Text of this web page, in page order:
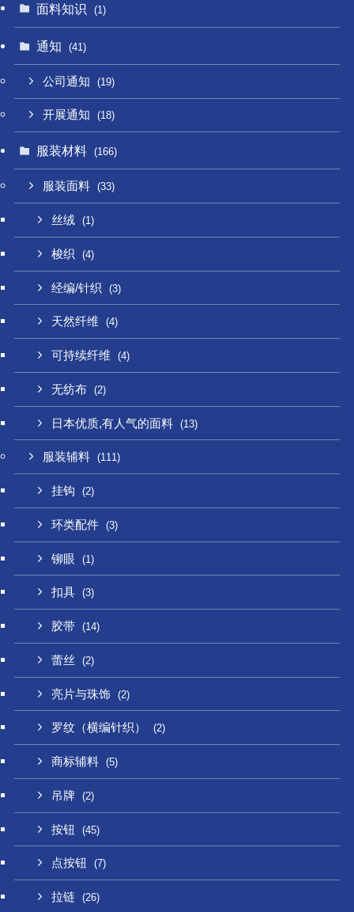
面料知识 (1)
通知 (41)
公司通知 (19)
开展通知 (18)
服装材料 (166)
服装面料 (33)
丝绒 (1)
梭织 (4)
经编/针织 (3)
天然纤维 (4)
可持续纤维 (4)
无纺布 (2)
日本优质,有人气的面料 (13)
服装辅料 (111)
挂钩 (2)
环类配件 (3)
铆眼 (1)
扣具 (3)
胶带 (14)
蕾丝 (2)
亮片与珠饰 (2)
罗纹（横编针织） (2)
商标辅料 (5)
吊牌 (2)
按钮 (45)
点按钮 (7)
拉链 (26)